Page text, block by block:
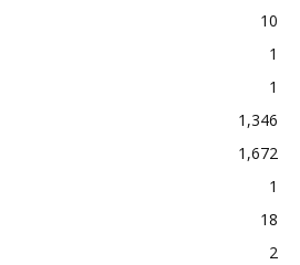
10
1
1
1,346
1,672
1
18
2